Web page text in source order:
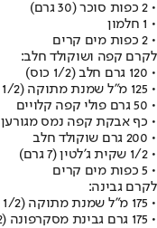
• 2 כפות סוכר (30 גרם)
• 1 חלמון
• 2 כפות מים קרים
לקרם קפה ושוקולד חלב:
• 120 גרם חלב (1/2 כוס)
• 125 מ"ל שמנת מתוקה (1/2 מכל)
• 50 גרם פולי קפה קלויים
• כף אבקת קפה נמס מגורען
• 200 גרם שוקולד חלב
• 1/2 שקית ג'לטין (7 גרם)
• 5 כפות מים קרים
לקרם גבינה:
• 175 מ"ל שמנת מתוקה (1/2 מכל)
• 175 גרם גבינת מסקרפונה (1/2 גביע)